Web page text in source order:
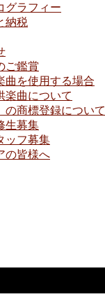
グラフィー
納税
ご鑑賞
曲を使用する場合
楽曲について
の商標登録について
生募集
ッフ募集
の皆様へ